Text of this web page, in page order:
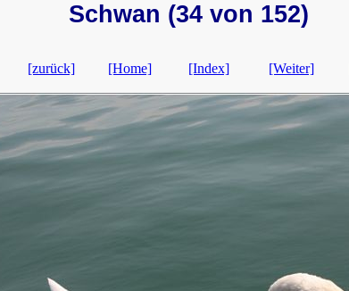
Schwan (34 von 152)
[zurück] [Home] [Index] [Weiter]